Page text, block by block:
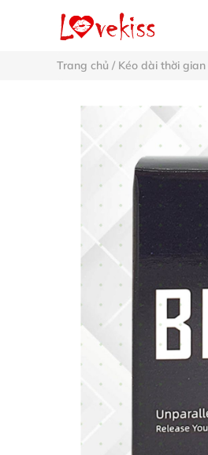
Trang chủ / Kéo dài thời gian